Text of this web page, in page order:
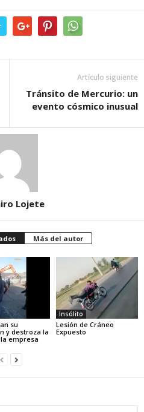
Artículo siguiente
Tránsito de Mercurio: un
evento cósmico inusual
Lojete
Más del autor
su
y destroza la
empresa
Insólito
Lesión de Cráneo
Expuesto